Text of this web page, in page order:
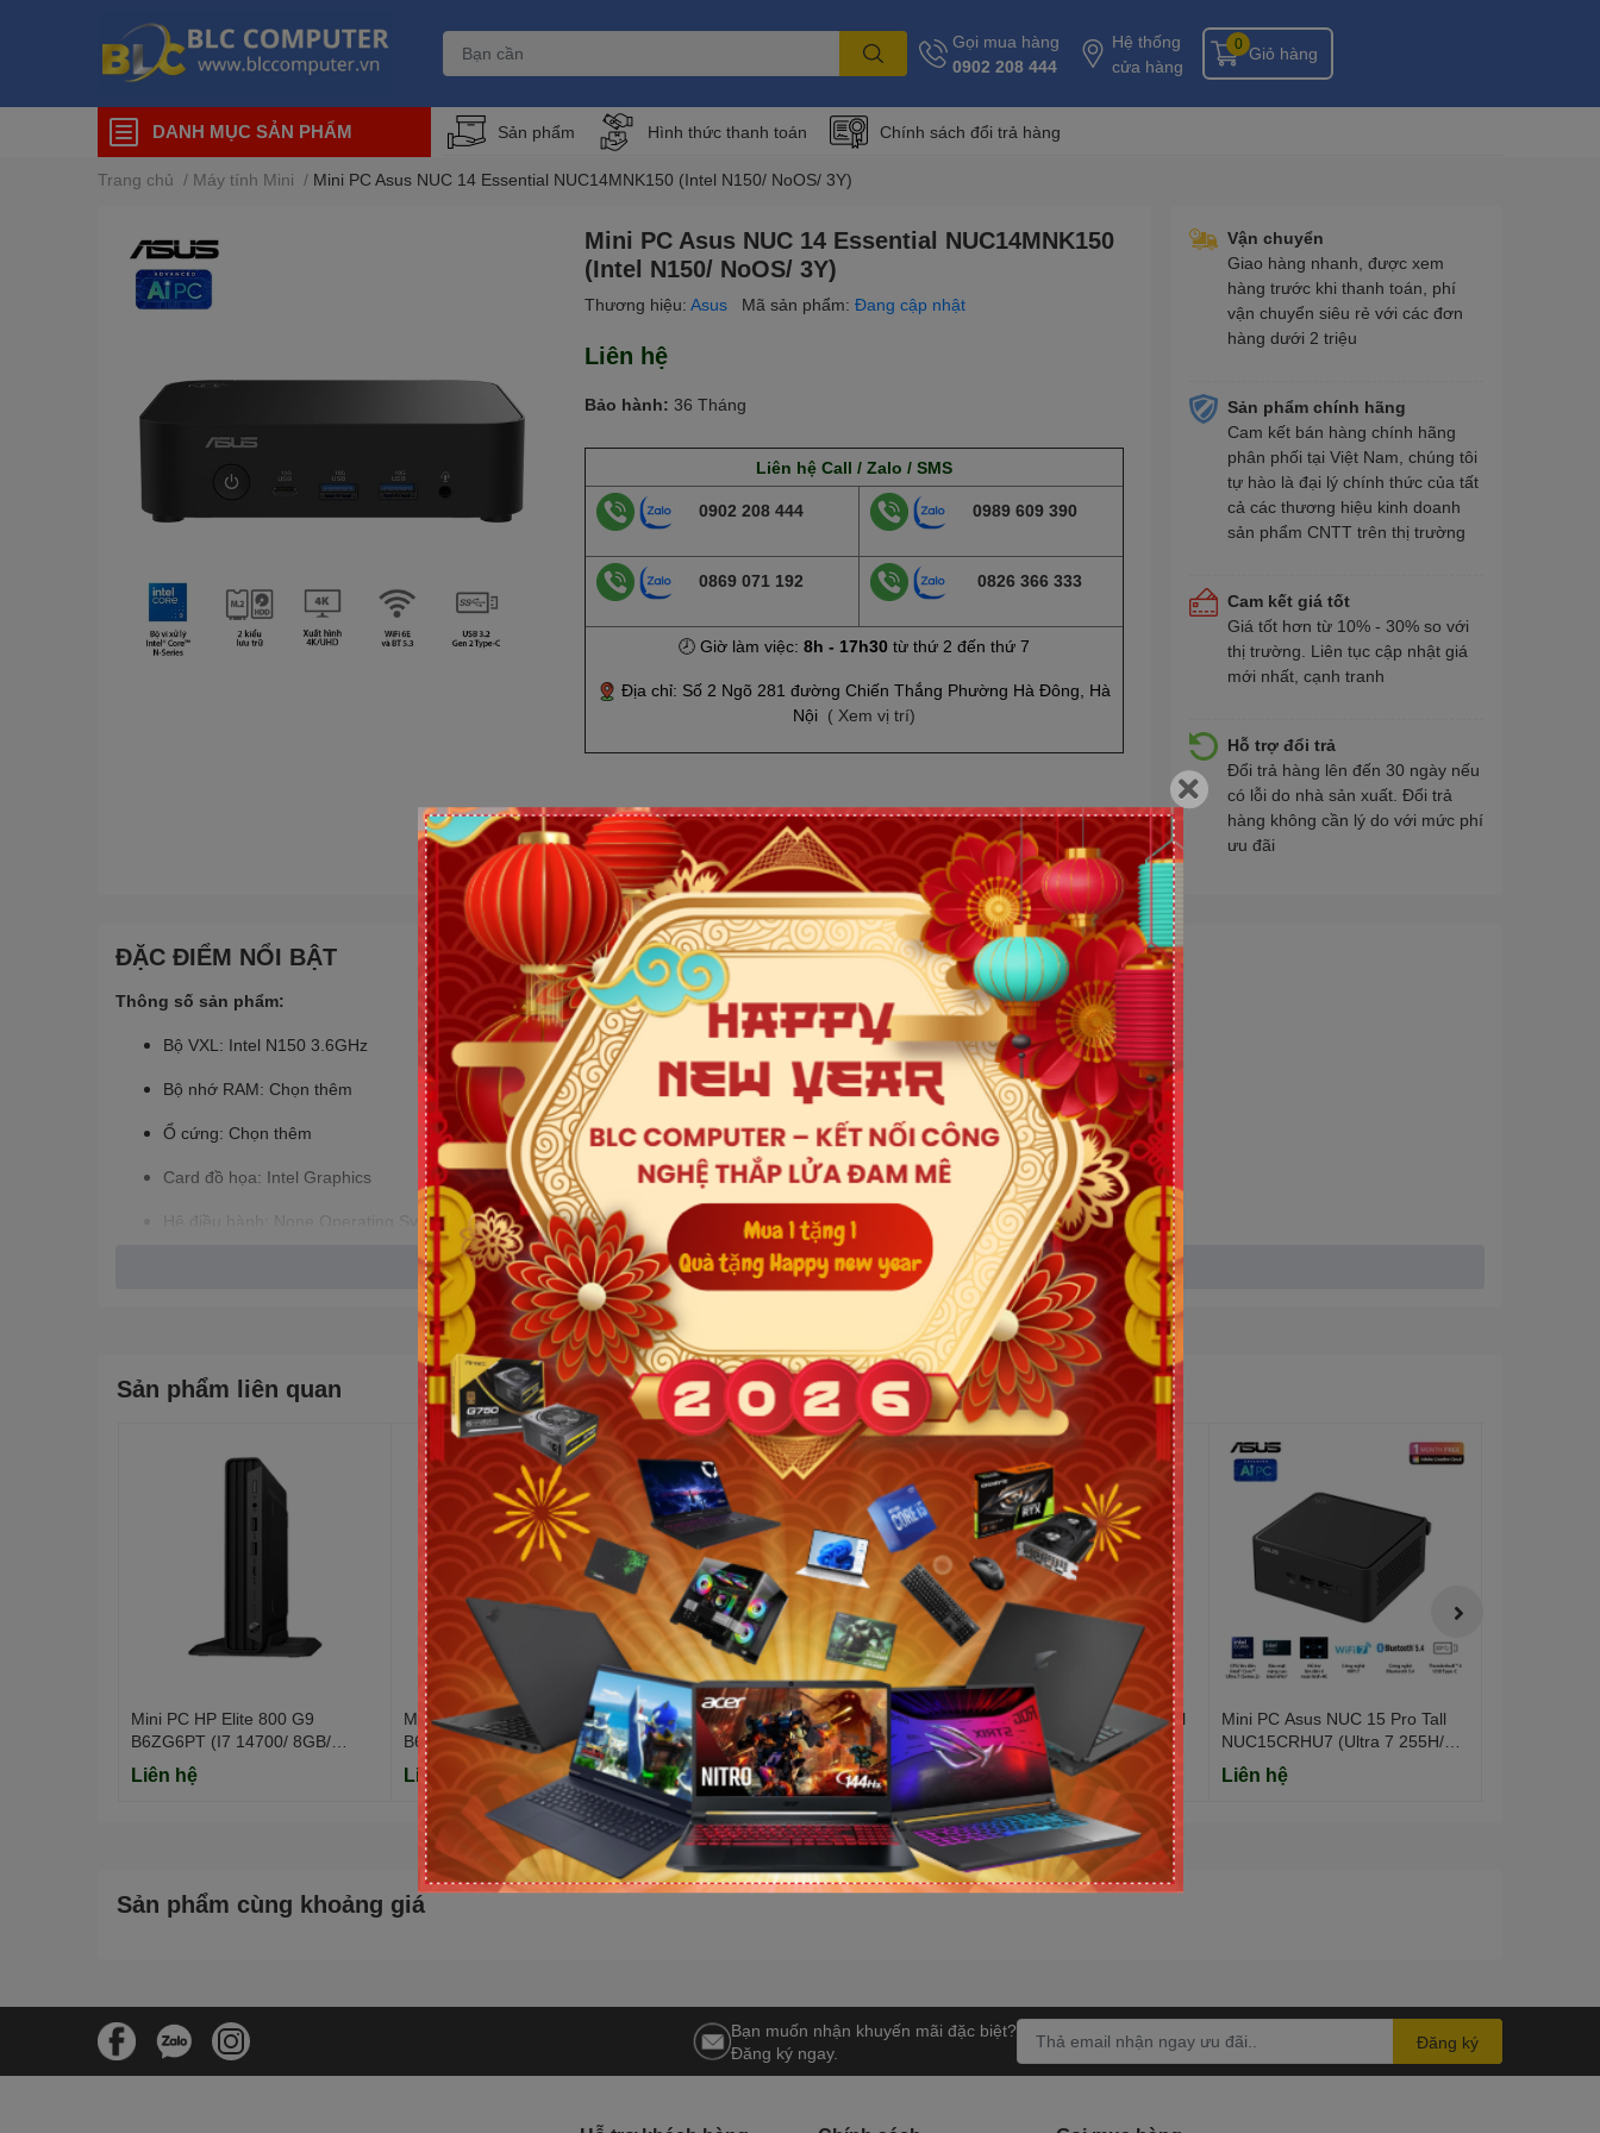
Gọi mua hàng
0902 208 444
Hệ thống
cửa hàng
Giỏ hàng
0
DANH MỤC SẢN PHẨM Sản phẩm Hình thức thanh toán Chính sách đổi trả hàng
Trang chủ / Máy tính Mini / Mini PC Asus NUC 14 Essential NUC14MNK150 (Intel N150/ NoOS/ 3Y)
Mini PC Asus NUC 14 Essential NUC14MNK150
(Intel N150/ NoOS/ 3Y)
Thương hiệu:Asus Mã sản phẩm:Đang cập nhật
Liên hệ
Bảo hành: 36 Tháng
Liên hệ Call / Zalo / SMS
0902 208 444 0989 609 390
0869 071 192 0826 366 333
🕗 Giờ làm việc:8h - 17h30 từ thứ 2 đến thứ 7
Địa chỉ: Số 2 Ngõ 281 đường Chiến Thắng Phường Hà Đông, Hà
Nội ( Xem vị trí)
Vận chuyển
Giao hàng nhanh, được xem
hàng trước khi thanh toán, phí
vận chuyển siêu rẻ với các đơn
hàng dưới 2 triệu
Sản phẩm chính hãng
Cam kết bán hàng chính hãng
phân phối tại Việt Nam, chúng tôi
tự hào là đại lý chính thức của tất
cả các thương hiệu kinh doanh
sản phẩm CNTT trên thị trường
Cam kết giá tốt
Giá tốt hơn từ 10% - 30% so với
thị trường. Liên tục cập nhật giá
mới nhất, cạnh tranh
Hỗ trợ đổi trả
Đổi trả hàng lên đến 30 ngày nếu
có lỗi do nhà sản xuất. Đổi trả
hàng không cần lý do với mức phí
ưu đãi
ĐẶC ĐIỂM NỔI BẬT
Thông số sản phẩm:
Bộ VXL: Intel N150 3.6GHz
Bộ nhớ RAM: Chọn thêm
Ổ cứng: Chọn thêm
Card đồ họa: Intel Graphics
Hệ điều hành: None Operating System
Xem thêm
Sản phẩm liên quan
Mini PC HP Elite 800 G9
B6ZG6PT (I7 14700/ 8GB/
512GB SSD/ Win11/ 3Y)
Liên hệ
Mini PC HP Elite 800 G9
B6ZG2PT (I5 14500/ 8GB/
512GB SSD/ Win11/ 3Y)
Liên hệ
Mini PC Asus NUC 13 Pro Tall
NUC13ANHI7 (i7 1360P/ NoOS/
3Y)
Liên hệ
Mini PC Asus NUC 14 Essential
NUC14MNK97 (Intel N97/
NoOS/ 3Y)
Liên hệ
Mini PC Asus NUC 15 Pro Tall
NUC15CRHU7 (Ultra 7 255H/
NoOS/ 3Y)
Liên hệ
Sản phẩm cùng khoảng giá
Bạn muốn nhận khuyến mãi đặc biệt?
Đăng ký ngay.
Đăng ký